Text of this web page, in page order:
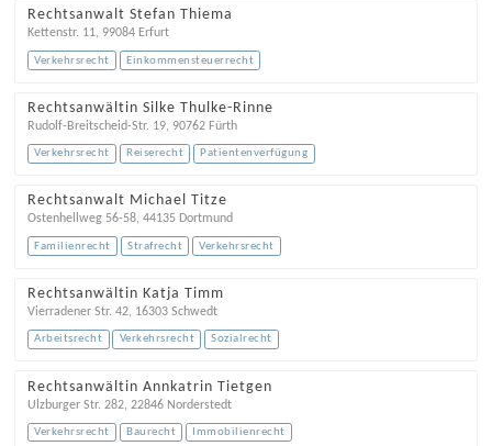
Rechtsanwalt Stefan Thiema
Kettenstr. 11, 99084 Erfurt
Verkehrsrecht Einkommensteuerrecht
Rechtsanwältin Silke Thulke-Rinne
Rudolf-Breitscheid-Str. 19, 90762 Fürth
Verkehrsrecht Reiserecht Patientenverfügung
Rechtsanwalt Michael Titze
Ostenhellweg 56-58, 44135 Dortmund
Familienrecht Strafrecht Verkehrsrecht
Rechtsanwältin Katja Timm
Vierradener Str. 42, 16303 Schwedt
Arbeitsrecht Verkehrsrecht Sozialrecht
Rechtsanwältin Annkatrin Tietgen
Ulzburger Str. 282, 22846 Norderstedt
Verkehrsrecht Baurecht Immobilienrecht